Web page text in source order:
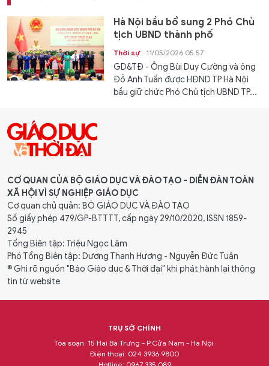
Hà Nội bầu bổ sung 2 Phó Chủ
tịch UBND thành phố
Thời sự 11/05/2026 05:57
GD&TĐ - Ông Bùi Duy Cường và ông
Đỗ Anh Tuấn được HĐND TP Hà Nội
bầu giữ chức Phó Chủ tịch UBND TP...
CƠ QUAN CỦA BỘ GIÁO DỤC VÀ ĐÀO TẠO - DIỄN ĐÀN TOÀN
XÃ HỘI VÌ SỰ NGHIỆP GIÁO DỤC
Cơ quan chủ quản: BỘ GIÁO DỤC VÀ ĐÀO TẠO
Số giấy phép 479/GP-BTTTT, cấp ngày 29/10/2020, ISSN 1859-
2945
Tổng Biên tập: Triệu Ngọc Lâm
Phó Tổng Biên tập: Dương Thanh Hương - Nguyễn Đức Tuân
® Ghi rõ nguồn "Báo Giáo dục & Thời đại" khi phát hành lại thông
tin từ website
TRỤ SỞ CHÍNH
Tòa soạn: 15 Hai Bà Trưng - P.Cửa Nam - Hà Nội.
Điện thoại: 024 3936 9800